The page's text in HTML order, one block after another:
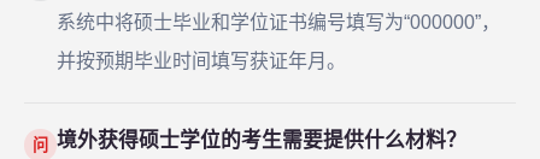
系统中将硕士毕业和学位证书编号填写为“000000”，
并按预期毕业时间填写获证年月。
问 境外获得硕士学位的考生需要提供什么材料？